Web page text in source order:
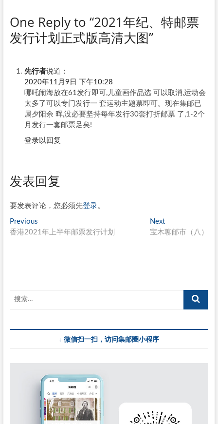
One Reply to “2021年纪、特邮票
发行计划正式版高清大图”
先行者说道：
2020年11月9日 下午10:28
哪吒闹海放在61发行即可,儿童画作品选 可以取消,运动会
太多了可以专门发行一 套运动主题票即可。现在集邮已
属夕阳余 晖,没必要坚持每年发行30套打折邮票 了,1-2个
月发行一套邮票足矣!
登录以回复
发表回复
要发表评论，您必须先登录。
文
章
PreviousPrevious
post:
香港2021年上半年邮票发行计划
NextNext
post:
宝木聊邮市（八）
↓ 微信扫一扫，访问集邮圈小程序